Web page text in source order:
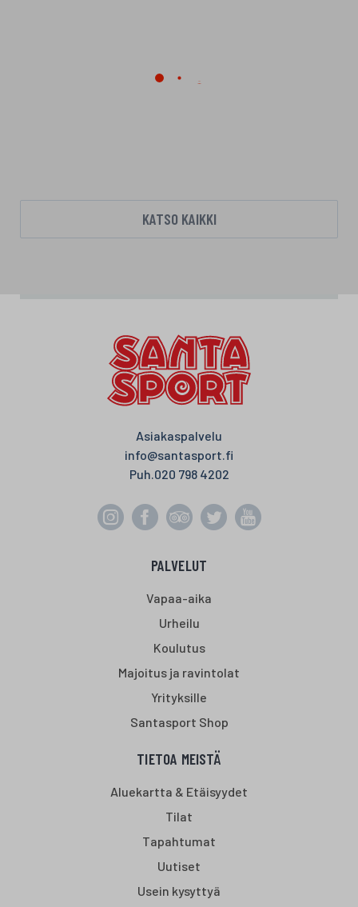
KATSO KAIKKI
Asiakaspalvelu
info@santasport.fi
Puh.020 798 4202
PALVELUT
Vapaa-aika
Urheilu
Koulutus
Majoitus ja ravintolat
Yrityksille
Santasport Shop
TIETOA MEISTÄ
Aluekartta & Etäisyydet
Tilat
Tapahtumat
Uutiset
Usein kysyttyä